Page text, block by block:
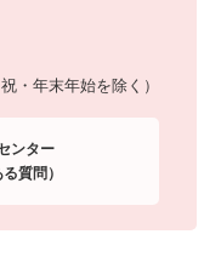
・年末年始を除く）
ンター
る質問）